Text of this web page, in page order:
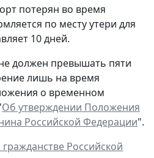
потерян во время
по месту утери для
10 дней.
должен превышать пяти
лишь на время
о временном
Об утверждении Положения
Российской Федерации".
Российской